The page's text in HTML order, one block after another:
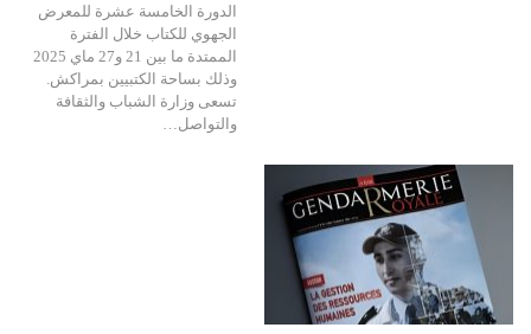
الدورة الخامسة عشرة للمعرض
الجهوي للكتاب خلال الفترة
الممتدة ما بين 21 و27 ماي 2025
وذلك بساحة الكتبيين بمراكش.
تسعى وزارة الشباب والثقافة
والتواصل…